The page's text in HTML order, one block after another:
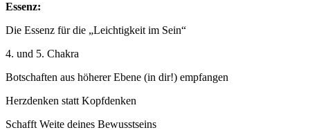
Essenz:
Die Essenz für die „Leichtigkeit im Sein“
4. und 5. Chakra
Botschaften aus höherer Ebene (in dir!) empfangen
Herzdenken statt Kopfdenken
Schafft Weite deines Bewusstseins